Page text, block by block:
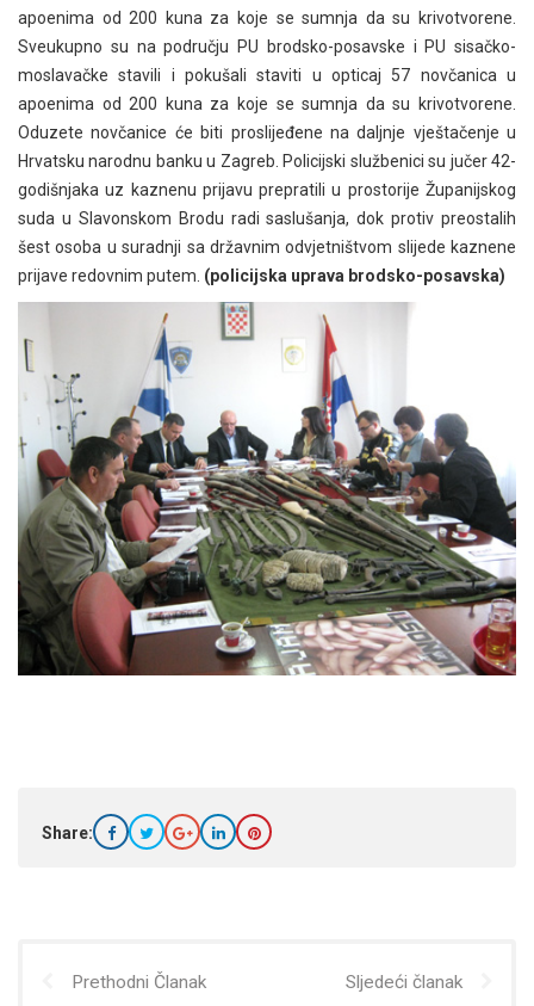
apoenima od 200 kuna za koje se sumnja da su krivotvorene.
Sveukupno su na području PU brodsko-posavske i PU sisačko-
moslavačke stavili i pokušali staviti u opticaj 57 novčanica u
apoenima od 200 kuna za koje se sumnja da su krivotvorene.
Oduzete novčanice će biti proslijeđene na daljnje vještačenje u
Hrvatsku narodnu banku u Zagreb. Policijski službenici su jučer 42-
godišnjaka uz kaznenu prijavu prepratili u prostorije Županijskog
suda u Slavonskom Brodu radi saslušanja, dok protiv preostalih
šest osoba u suradnji sa državnim odvjetništvom slijede kaznene
prijave redovnim putem. (policijska uprava brodsko-posavska)
Share:
Prethodni Članak Sljedeći članak